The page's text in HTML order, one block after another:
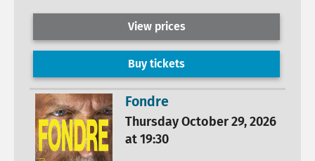
View prices
Buy tickets
Fondre
Thursday October 29, 2026
at 19:30